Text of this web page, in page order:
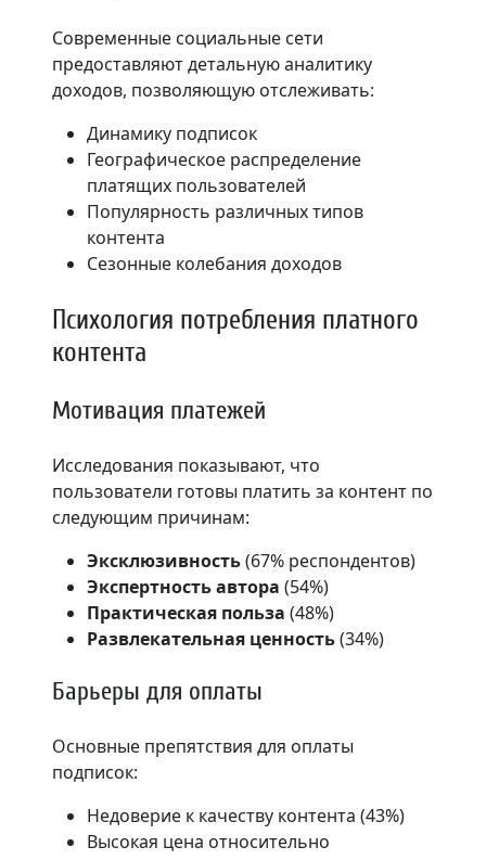
Современные социальные сети
предоставляют детальную аналитику
доходов, позволяющую отслеживать:
Динамику подписок
Географическое распределение
платящих пользователей
Популярность различных типов
контента
Сезонные колебания доходов
Психология потребления платного
контента
Мотивация платежей
Исследования показывают, что
пользователи готовы платить за контент по
следующим причинам:
Эксклюзивность(67% респондентов)
Экспертность автора (54%)
Практическая польза (48%)
Развлекательная ценность(34%)
Барьеры для оплаты
Основные препятствия для оплаты
подписок:
Недоверие к качеству контента (43%)
Высокая цена относительно